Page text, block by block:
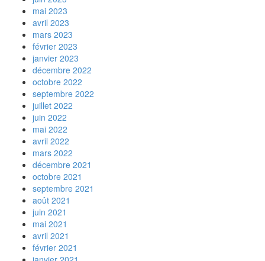
mai 2023
avril 2023
mars 2023
février 2023
janvier 2023
décembre 2022
octobre 2022
septembre 2022
juillet 2022
juin 2022
mai 2022
avril 2022
mars 2022
décembre 2021
octobre 2021
septembre 2021
août 2021
juin 2021
mai 2021
avril 2021
février 2021